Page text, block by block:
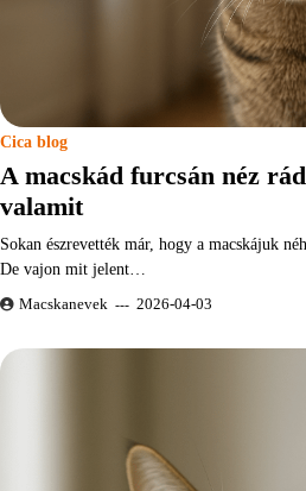
Cica blog
A macskád furcsán néz
valamit
Sokan észrevették már, hogy a macskájuk
De vajon mit jelent…
Macskanevek 2026-04-03